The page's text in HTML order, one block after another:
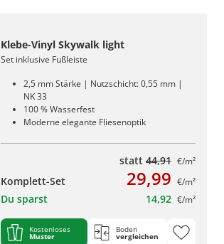
Klebe-Vinyl Skywalk light
Set inklusive Fußleiste
2,5 mm Stärke | Nutzschicht: 0,55 mm |
NK 33
100 % Wasserfest
Moderne elegante Fliesenoptik
statt 44,91 €/m²
Komplett-Set 29,99 €/m²
Du sparst 14,92 €/m²
Kostenloses
Muster
Boden
vergleichen